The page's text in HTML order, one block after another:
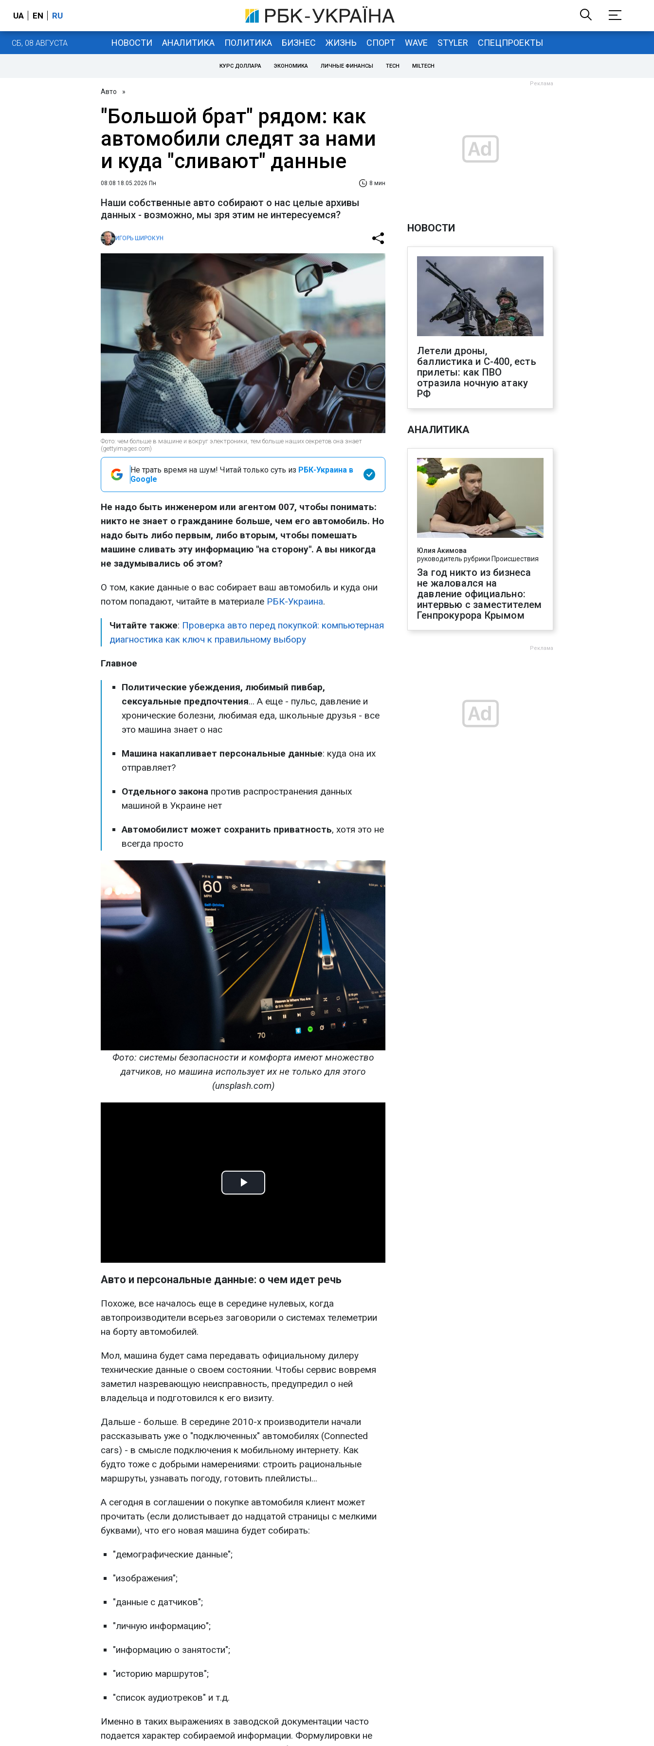
UA EN RU
СБ, 08 АВГУСТА НОВОСТИ АНАЛИТИКА ПОЛИТИКА БИЗНЕС ЖИЗНЬ СПОРТ WAVE STYLER СПЕЦПРОЕКТЫ
КУРС ДОЛЛАРА ЭКОНОМИКА ЛИЧНЫЕ ФИНАНСЫ TECH MILTECH
Авто »
"Большой брат" рядом: как
автомобили следят за нами
и куда "сливают" данные
08:08 18.05.2026 Пн 8 мин
Наши собственные авто собирают о нас целые архивы
данных - возможно, мы зря этим не интересуемся?
ИГОРЬ ШИРОКУН
Фото: чем больше в машине и вокруг электроники, тем больше наших секретов она знает
(gettyimages.com)
Не трать время на шум! Читай только суть из РБК-Украина в
Google
Не надо быть инженером или агентом 007, чтобы понимать:
никто не знает о гражданине больше, чем его автомобиль. Но
надо быть либо первым, либо вторым, чтобы помешать
машине сливать эту информацию "на сторону". А вы никогда
не задумывались об этом?
О том, какие данные о вас собирает ваш автомобиль и куда они
потом попадают, читайте в материале РБК-Украина.
Читайте также: Проверка авто перед покупкой: компьютерная
диагностика как ключ к правильному выбору
Главное
Политические убеждения, любимый пивбар,
сексуальные предпочтения... А еще - пульс, давление и
хронические болезни, любимая еда, школьные друзья - все
это машина знает о нас
Машина накапливает персональные данные: куда она их
отправляет?
Отдельного закона против распространения данных
машиной в Украине нет
Автомобилист может сохранить приватность, хотя это не
всегда просто
Фото: системы безопасности и комфорта имеют множество
датчиков, но машина использует их не только для этого
(unsplash.com)
Play
Авто и персональные данные: о чем идет речь
Похоже, все началось еще в середине нулевых, когда
автопроизводители всерьез заговорили о системах телеметрии
на борту автомобилей.
Мол, машина будет сама передавать официальному дилеру
технические данные о своем состоянии. Чтобы сервис вовремя
заметил назревающую неисправность, предупредил о ней
владельца и подготовился к его визиту.
Дальше - больше. В середине 2010-х производители начали
рассказывать уже о "подключенных" автомобилях (Connected
cars) - в смысле подключения к мобильному интернету. Как
будто тоже с добрыми намерениями: строить рациональные
маршруты, узнавать погоду, готовить плейлисты...
А сегодня в соглашении о покупке автомобиля клиент может
прочитать (если долистывает до надцатой страницы с мелкими
буквами), что его новая машина будет собирать:
"демографические данные";
"изображения";
"данные с датчиков";
"личную информацию";
"информацию о занятости";
"историю маршрутов";
"список аудиотреков" и т.д.
Именно в таких выражениях в заводской документации часто
подается характер собираемой информации. Формулировки не
НОВОСТИ
Летели дроны,
баллистика и С-400, есть
прилеты: как ПВО
отразила ночную атаку
РФ
АНАЛИТИКА
Юлия Акимова
руководитель рубрики Происшествия
За год никто из бизнеса
не жаловался на
давление официально:
интервью с заместителем
Генпрокурора Крымом